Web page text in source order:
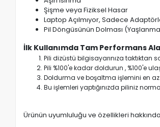
Şişme veya Fiziksel Hasar
Laptop Açılmıyor, Sadece
Pil Döngüsünün Dolması
İlk Kullanımda Tam Performans
Pili dizüstü bilgisayarınıza
Pili %100'e kadar doldurun , %100'e
Doldurma ve boşaltma işlemini en
Bu işlemleri yaptığınızda piliniz
Ürünün uyumluluğu ve özellikleri